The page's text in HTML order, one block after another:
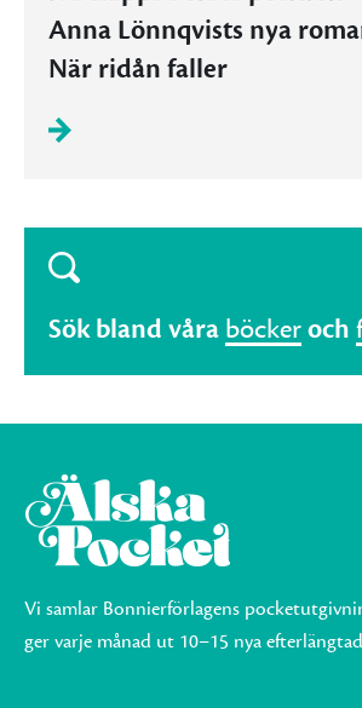
Anna Lönnqvists nya
När ridån faller
Sök bland våra böckeroch
Vi samlar Bonnierförlagens
ger varje månad ut 10–15 nya